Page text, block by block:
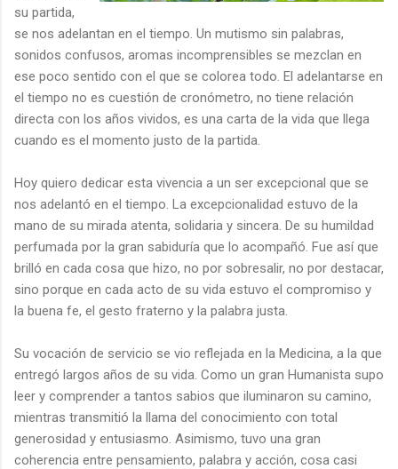
su partida,
se nos adelantan en el tiempo. Un mutismo sin palabras,
sonidos confusos, aromas incomprensibles se mezclan en
ese poco sentido con el que se colorea todo. El adelantarse en
el tiempo no es cuestión de cronómetro, no tiene relación
directa con los años vividos, es una carta de la vida que llega
cuando es el momento justo de la partida.
Hoy quiero dedicar esta vivencia a un ser excepcional que se
nos adelantó en el tiempo. La excepcionalidad estuvo de la
mano de su mirada atenta, solidaria y sincera. De su humildad
perfumada por la gran sabiduría que lo acompañó. Fue así que
brilló en cada cosa que hizo, no por sobresalir, no por destacar,
sino porque en cada acto de su vida estuvo el compromiso y
la buena fe, el gesto fraterno y la palabra justa.
Su vocación de servicio se vio reflejada en la Medicina, a la que
entregó largos años de su vida. Como un gran Humanista supo
leer y comprender a tantos sabios que iluminaron su camino,
mientras transmitió la llama del conocimiento con total
generosidad y entusiasmo. Asimismo, tuvo una gran
coherencia entre pensamiento, palabra y acción, cosa casi